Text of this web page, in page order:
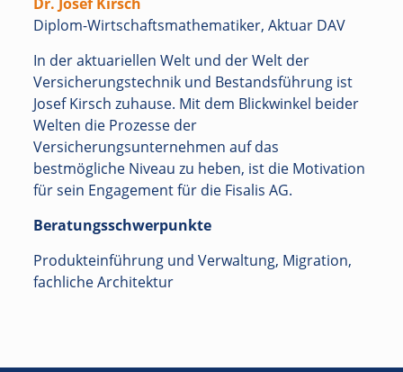
Diplom-Wirtschaftsmathematiker, Aktuar DAV
In der aktuariellen Welt und der Welt der
Versicherungstechnik und Bestandsführung ist
Josef Kirsch zuhause. Mit dem Blickwinkel beider
Welten die Prozesse der
Versicherungsunternehmen auf das
bestmögliche Niveau zu heben, ist die Motivation
für sein Engagement für die Fisalis AG.
Beratungsschwerpunkte
Produkteinführung und Verwaltung, Migration,
fachliche Architektur